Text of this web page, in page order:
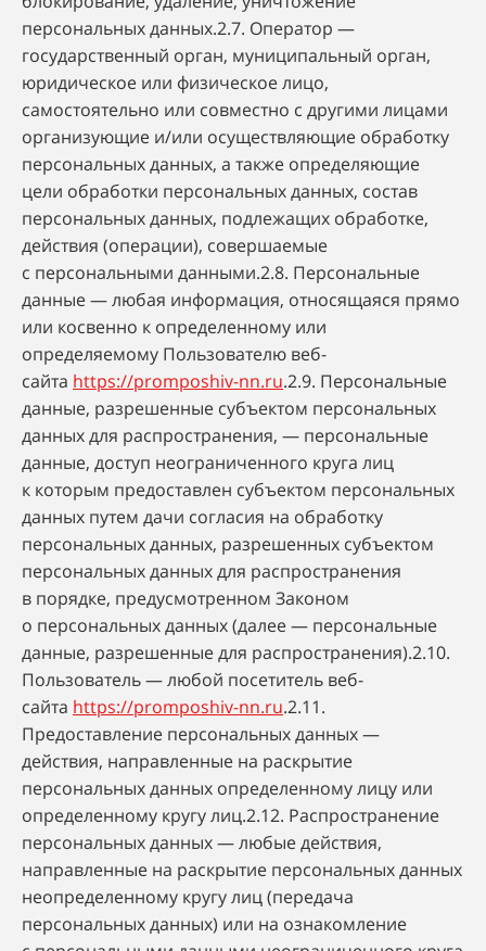
персональных данных.2.7. Оператор —
государственный орган, муниципальный орган,
юридическое или физическое лицо,
самостоятельно или совместно с другими лицами
организующие и/или осуществляющие обработку
персональных данных, а также определяющие
цели обработки персональных данных, состав
персональных данных, подлежащих обработке,
действия (операции), совершаемые
с персональными данными.2.8. Персональные
данные — любая информация, относящаяся прямо
или косвенно к определенному или
определяемому Пользователю веб-
сайта https://promposhiv-nn.ru.2.9. Персональные
данные, разрешенные субъектом персональных
данных для распространения, — персональные
данные, доступ неограниченного круга лиц
к которым предоставлен субъектом персональных
данных путем дачи согласия на обработку
персональных данных, разрешенных субъектом
персональных данных для распространения
в порядке, предусмотренном Законом
о персональных данных (далее — персональные
данные, разрешенные для распространения).2.10.
Пользователь — любой посетитель веб-
сайта https://promposhiv-nn.ru.2.11.
Предоставление персональных данных —
действия, направленные на раскрытие
персональных данных определенному лицу или
определенному кругу лиц.2.12. Распространение
персональных данных — любые действия,
направленные на раскрытие персональных данных
неопределенному кругу лиц (передача
персональных данных) или на ознакомление